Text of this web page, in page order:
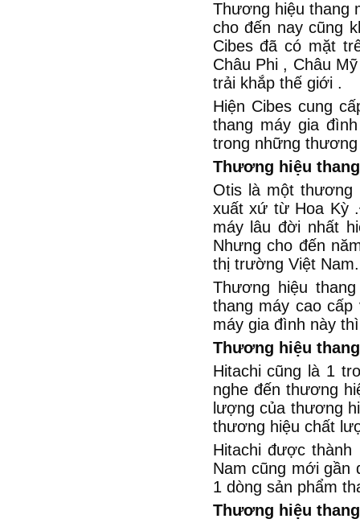
Thương hiệu thang
cho đến nay cũng
Cibes đã có mặt
Châu Phi , Châu
trải khắp thế giới .
Hiện Cibes cung
thang máy gia
trong những
Thương hiệu
Otis là một thương
xuất xứ từ Hoa Kỳ
máy lâu đời nhất
Nhưng cho đến
thị trường Việt Nam.
Thương hiệu
thang máy cao
máy gia đình này
Thương hiệu
Hitachi cũng là 1
nghe đến thương
lượng của thương
thương hiệu chất
Hitachi được
Nam cũng mới gần
1 dòng sản phẩm
Thương hiệu